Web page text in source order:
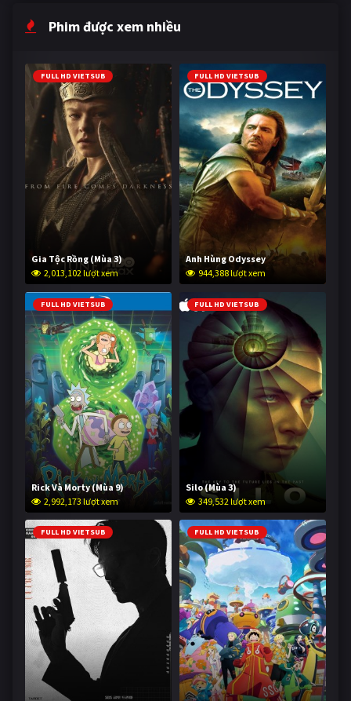
Phim được xem nhiều
FULL HD VIETSUB
Gia Tộc Rồng (Mùa 3)
2,013,102 lượt xem
FULL HD VIETSUB
Anh Hùng Odyssey
944,388 lượt xem
FULL HD VIETSUB
Rick Và Morty (Mùa 9)
2,992,173 lượt xem
FULL HD VIETSUB
Silo (Mùa 3)
349,532 lượt xem
FULL HD VIETSUB FULL HD VIETSUB